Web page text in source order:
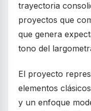
trayectoria
proyectos que
que genera
tono del
El proyecto
elementos
y un enfoque